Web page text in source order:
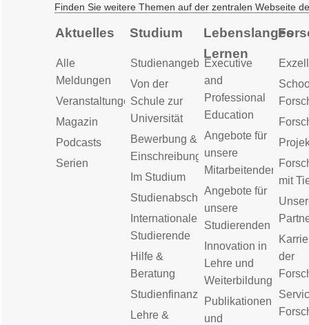
Finden Sie weitere Themen auf der zentralen Webseite
Aktuelles
Alle
Meldungen
Veranstaltungen
Magazin
Podcasts
Serien
Studium
Studienangebot
Von der
Schule zur
Universität
Bewerbung &
Einschreibung
Im Studium
Studienabschluss
Internationale
Studierende
Hilfe &
Beratung
Studienfinanzierung
Lehre &
Lebenslanges
Lernen
Executive
and
Professional
Education
Angebote für
unsere
Mitarbeitenden
Angebote für
unsere
Studierenden
Innovation in
Lehre und
Weiterbildung
Publikationen
und
mit
der